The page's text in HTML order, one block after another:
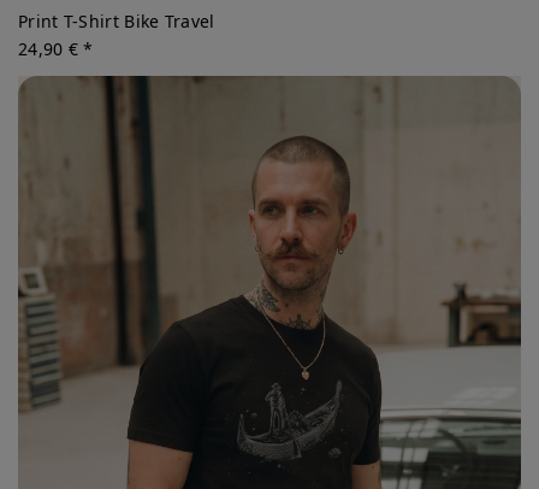
Print T-Shirt Bike Travel
24,90 € *